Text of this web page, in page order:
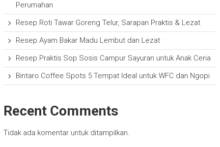
Perumahan
Resep Roti Tawar Goreng Telur, Sarapan Praktis & Lezat
Resep Ayam Bakar Madu Lembut dan Lezat
Resep Praktis Sop Sosis Campur Sayuran untuk Anak Ceria
Bintaro Coffee Spots 5 Tempat Ideal untuk WFC dan Ngopi
Recent Comments
Tidak ada komentar untuk ditampilkan.